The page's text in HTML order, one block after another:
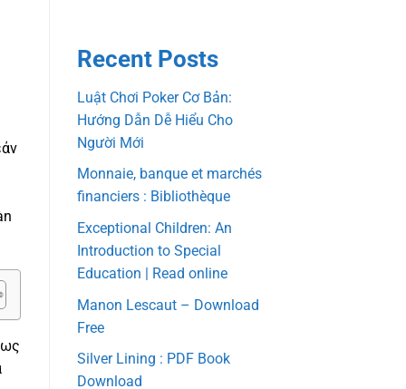
ως
Recent Posts
Luật Chơi Poker Cơ Bản:
Hướng Dẫn Dễ Hiểu Cho
Người Mới
Monnaie, banque et marchés
financiers : Bibliothèque
Exceptional Children: An
Introduction to Special
Education | Read online
Manon Lescaut – Download
Free
Silver Lining : PDF Book
Download